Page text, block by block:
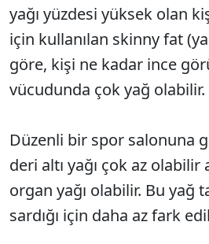
yağı yüzdesi yüksek olan
için kullanılan skinny fat
göre, kişi ne kadar ince
vücudunda çok yağ olabilir.
Düzenli bir spor salonuna
deri altı yağı çok az
organ yağı olabilir. Bu yağ
sardığı için daha az fark